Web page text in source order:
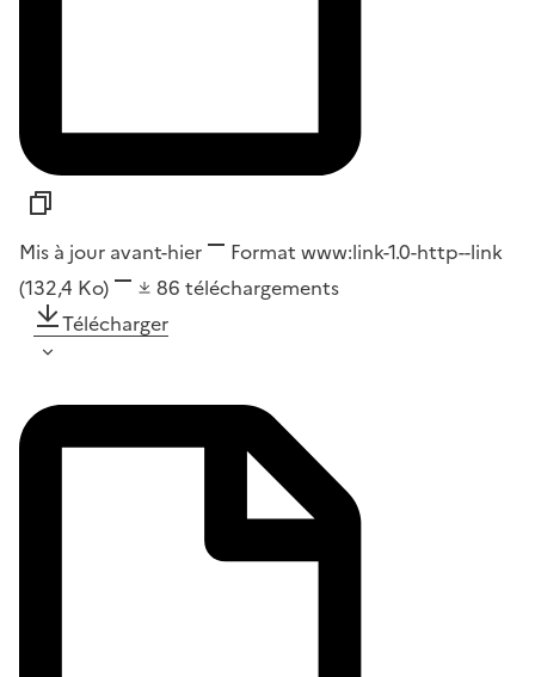
Mis à jour avant-hier Format www:link-1.0-http--link
(132,4 Ko)
86 téléchargements
Télécharger